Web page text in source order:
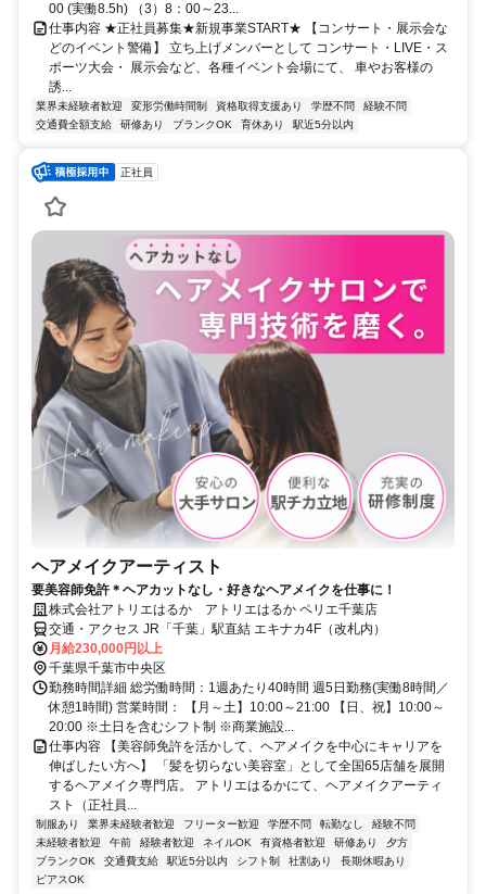
00 (実働8.5h) （3）8：00～23...
仕事内容 ★正社員募集★新規事業START★ 【コンサート・展示会な
どのイベント警備】 立ち上げメンバーとして コンサート・LIVE・ス
ポーツ大会・ 展示会など、各種イベント会場にて、 車やお客様の
誘...
業界未経験者歓迎 変形労働時間制 資格取得支援あり 学歴不問
経験不問
交通費全額支給
研修あり ブランクOK 育休あり 駅近5分以内
正社員
ヘアメイクアーティスト
要美容師免許＊ヘアカットなし・好きなヘアメイクを仕事に！
株式会社アトリエはるか アトリエはるか ペリエ千葉店
交通・アクセス JR「千葉」駅直結 エキナカ4F（改札内）
月給230,000円以上
千葉県千葉市中央区
勤務時間詳細 総労働時間：1週あたり40時間 週5日勤務(実働8時間／
休憩1時間) 営業時間： 【月～土】10:00～21:00 【日、祝】10:00～
20:00 ※土日を含むシフト制 ※商業施設...
仕事内容 【美容師免許を活かして、ヘアメイクを中心にキャリアを
伸ばしたい方へ】 「髪を切らない美容室」として全国65店舗を展開
するヘアメイク専門店。 アトリエはるかにて、ヘアメイクアーティ
スト（正社員...
制服あり 業界未経験者歓迎 フリーター歓迎 学歴不問 転勤なし
経験不問
未経験者歓迎
午前 経験者歓迎 ネイルOK 有資格者歓迎 研修あり
夕方
ブランクOK
交通費支給 駅近5分以内 シフト制 社割あり
長期休暇あり
ピアスOK